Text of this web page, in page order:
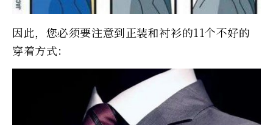
因此，您必须要注意到正装和衬衫的11个不好的
穿着方式：